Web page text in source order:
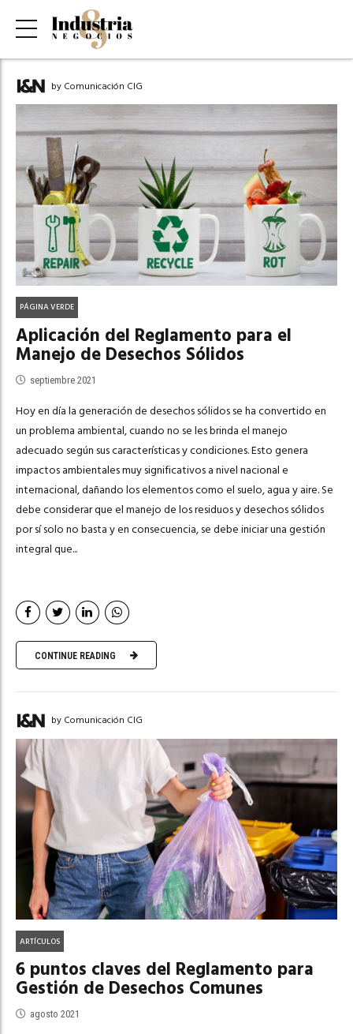
by Comunicación CIG
PÁGINA VERDE
Aplicación del Reglamento para el
Manejo de Desechos Sólidos
septiembre 2021
Hoy en día la generación de desechos sólidos se ha convertido en
un problema ambiental, cuando no se les brinda el manejo
adecuado según sus características y condiciones. Esto genera
impactos ambientales muy significativos a nivel nacional e
internacional, dañando los elementos como el suelo, agua y aire. Se
debe considerar que el manejo de los residuos y desechos sólidos
por sí solo no basta y en consecuencia, se debe iniciar una gestión
integral que...
CONTINUE READING
by Comunicación CIG
ARTÍCULOS
6 puntos claves del Reglamento para
Gestión de Desechos Comunes
agosto 2021